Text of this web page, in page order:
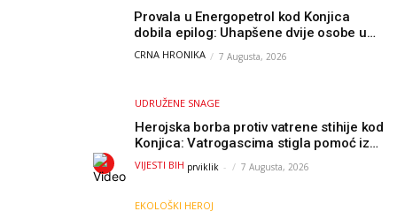
Provala u Energopetrol kod Konjica
dobila epilog: Uhapšene dvije osobe u
Čapljini i Jablanici
CRNA HRONIKA 7 Augusta, 2026
UDRUŽENE SNAGE
Herojska borba protiv vatrene stihije kod
Konjica: Vatrogascima stigla pomoć iz
Sarajeva, helikopteri i Air Tractori
udružili snage
VIJESTI BIH prviklik - 7 Augusta, 2026
EKOLOŠKI HEROJ